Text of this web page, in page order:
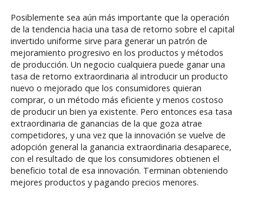
Posiblemente sea aún más importante que la operación
de la tendencia hacia una tasa de retorno sobre el capital
invertido uniforme sirve para generar un patrón de
mejoramiento progresivo en los productos y métodos
de producción. Un negocio cualquiera puede ganar una
tasa de retorno extraordinaria al introducir un producto
nuevo o mejorado que los consumidores quieran
comprar, o un método más eficiente y menos costoso
de producir un bien ya existente. Pero entonces esa tasa
extraordinaria de ganancias de la que goza atrae
competidores, y una vez que la innovación se vuelve de
adopción general la ganancia extraordinaria desaparece,
con el resultado de que los consumidores obtienen el
beneficio total de esa innovación. Terminan obteniendo
mejores productos y pagando precios menores.